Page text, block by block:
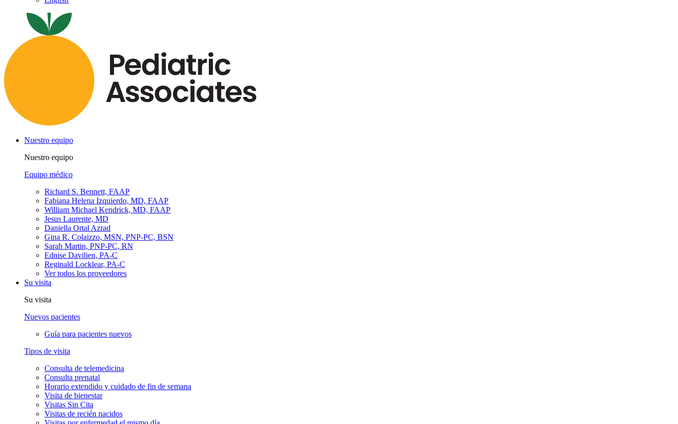
Nuestro equipo
Nuestro equipo
Equipo médico
Richard S. Bennett, FAAP
Fabiana Helena Izquierdo, MD, FAAP
William Michael Kendrick, MD, FAAP
Jesus Laurente, MD
Daniella Ortal Azrad
Gina R. Colaizzo, MSN, PNP-PC, BSN
Sarah Martin, PNP-PC, RN
Ednise Davilien, PA-C
Reginald Locklear, PA-C
Ver todos los proveedores
Su visita
Su visita
Nuevos pacientes
Guía para pacientes nuevos
Tipos de visita
Consulta de telemedicina
Consulta prenatal
Horario extendido y cuidado de fin de semana
Visita de bienestar
Visitas Sin Cita
Visitas de recién nacidos